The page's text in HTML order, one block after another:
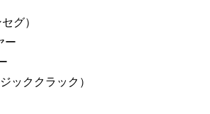
グ）
ー
ッククラック）